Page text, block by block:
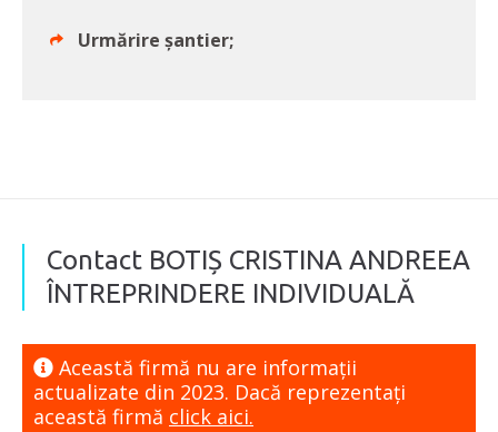
Urmărire șantier;
Contact BOTIȘ CRISTINA ANDREEA
ÎNTREPRINDERE INDIVIDUALĂ
Această firmă nu are informaţii
actualizate din 2023. Dacă reprezentaţi
această firmă click aici.